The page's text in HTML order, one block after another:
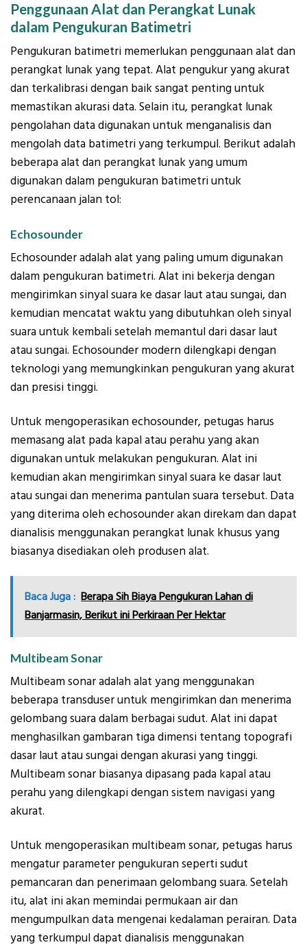
Penggunaan Alat dan Perangkat Lunak
dalam Pengukuran Batimetri
Pengukuran batimetri memerlukan penggunaan alat dan
perangkat lunak yang tepat. Alat pengukur yang akurat
dan terkalibrasi dengan baik sangat penting untuk
memastikan akurasi data. Selain itu, perangkat lunak
pengolahan data digunakan untuk menganalisis dan
mengolah data batimetri yang terkumpul. Berikut adalah
beberapa alat dan perangkat lunak yang umum
digunakan dalam pengukuran batimetri untuk
perencanaan jalan tol:
Echosounder
Echosounder adalah alat yang paling umum digunakan
dalam pengukuran batimetri. Alat ini bekerja dengan
mengirimkan sinyal suara ke dasar laut atau sungai, dan
kemudian mencatat waktu yang dibutuhkan oleh sinyal
suara untuk kembali setelah memantul dari dasar laut
atau sungai. Echosounder modern dilengkapi dengan
teknologi yang memungkinkan pengukuran yang akurat
dan presisi tinggi.
Untuk mengoperasikan echosounder, petugas harus
memasang alat pada kapal atau perahu yang akan
digunakan untuk melakukan pengukuran. Alat ini
kemudian akan mengirimkan sinyal suara ke dasar laut
atau sungai dan menerima pantulan suara tersebut. Data
yang diterima oleh echosounder akan direkam dan dapat
dianalisis menggunakan perangkat lunak khusus yang
biasanya disediakan oleh produsen alat.
Baca Juga : Berapa Sih Biaya Pengukuran Lahan di
Banjarmasin, Berikut ini Perkiraan Per Hektar
Multibeam Sonar
Multibeam sonar adalah alat yang menggunakan
beberapa transduser untuk mengirimkan dan menerima
gelombang suara dalam berbagai sudut. Alat ini dapat
menghasilkan gambaran tiga dimensi tentang topografi
dasar laut atau sungai dengan akurasi yang tinggi.
Multibeam sonar biasanya dipasang pada kapal atau
perahu yang dilengkapi dengan sistem navigasi yang
akurat.
Untuk mengoperasikan multibeam sonar, petugas harus
mengatur parameter pengukuran seperti sudut
pemancaran dan penerimaan gelombang suara. Setelah
itu, alat ini akan memindai permukaan air dan
mengumpulkan data mengenai kedalaman perairan. Data
yang terkumpul dapat dianalisis menggunakan